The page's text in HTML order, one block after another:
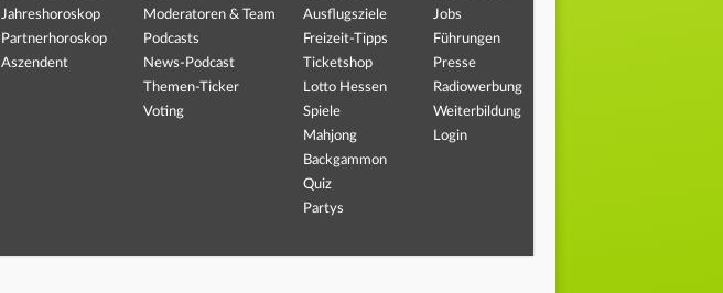
Jahreshoroskop
Partnerhoroskop
Aszendent
Moderatoren & Team
Podcasts
News-Podcast
Themen-Ticker
Voting
Ausflugsziele
Freizeit-Tipps
Ticketshop
Lotto Hessen
Spiele
Mahjong
Backgammon
Quiz
Partys
Jobs
Führungen
Presse
Radiowerbung
Weiterbildung
Login